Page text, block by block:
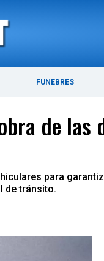
FUNEBRES
PUERTO MADRYN
de las
para
de tránsito.